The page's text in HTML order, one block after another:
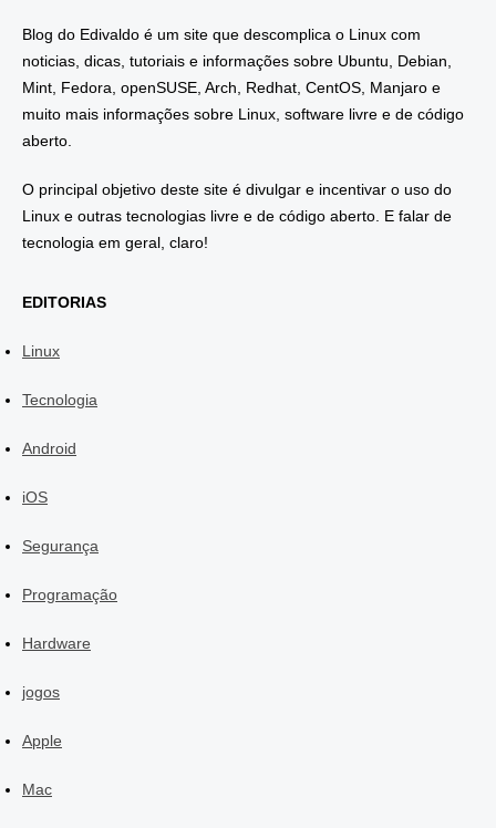
Blog do Edivaldo é um site que descomplica o Linux com
noticias, dicas, tutoriais e informações sobre Ubuntu, Debian,
Mint, Fedora, openSUSE, Arch, Redhat, CentOS, Manjaro e
muito mais informações sobre Linux, software livre e de código
aberto.
O principal objetivo deste site é divulgar e incentivar o uso do
Linux e outras tecnologias livre e de código aberto. E falar de
tecnologia em geral, claro!
EDITORIAS
Linux
Tecnologia
Android
iOS
Segurança
Programação
Hardware
jogos
Apple
Mac